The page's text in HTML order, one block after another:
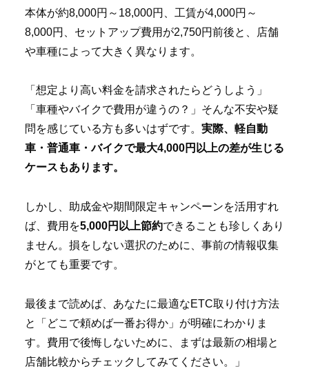
本体が約8,000円～18,000円、工賃が4,000円～
8,000円、セットアップ費用が2,750円前後と、店舗
や車種によって大きく異なります。
「想定より高い料金を請求されたらどうしよう」
「車種やバイクで費用が違うの？」そんな不安や疑
問を感じている方も多いはずです。 実際、軽自動
車・普通車・バイクで最大4,000円以上の差が生じる
ケースもあります。
しかし、助成金や期間限定キャンペーンを活用すれ
ば、費用を5,000円以上節約できることも珍しくあり
ません。損をしない選択のために、事前の情報収集
がとても重要です。
最後まで読めば、あなたに最適なETC取り付け方法
と「どこで頼めば一番お得か」が明確にわかりま
す。費用で後悔しないために、まずは最新の相場と
店舗比較からチェックしてみてください。」